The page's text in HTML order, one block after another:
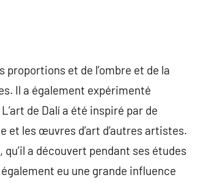
et de l’ombre et de la
Il a également expérimenté
de Dalí a été inspiré par de
et les œuvres d’art d’autres artistes.
a découvert pendant ses études
eu une grande influence